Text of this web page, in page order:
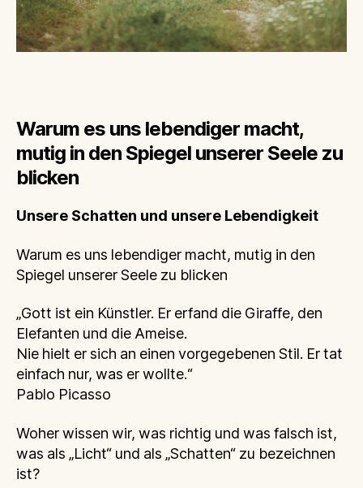
Warum es uns lebendiger macht,
mutig in den Spiegel unserer Seele zu
blicken
Unsere Schatten und unsere Lebendigkeit
Warum es uns lebendiger macht, mutig in den
Spiegel unserer Seele zu blicken
„Gott ist ein Künstler. Er erfand die Giraffe, den
Elefanten und die Ameise.
Nie hielt er sich an einen vorgegebenen Stil. Er tat
einfach nur, was er wollte.“
Pablo Picasso
Woher wissen wir, was richtig und was falsch ist,
was als „Licht“ und als „Schatten“ zu bezeichnen
ist?